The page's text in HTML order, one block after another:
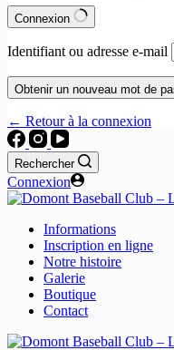
Connexion
Identifiant ou adresse e-mail
Obtenir un nouveau mot de
← Retour à la connexion
Rechercher
Connexion
Informations
Inscription en ligne
Notre histoire
Galerie
Boutique
Contact